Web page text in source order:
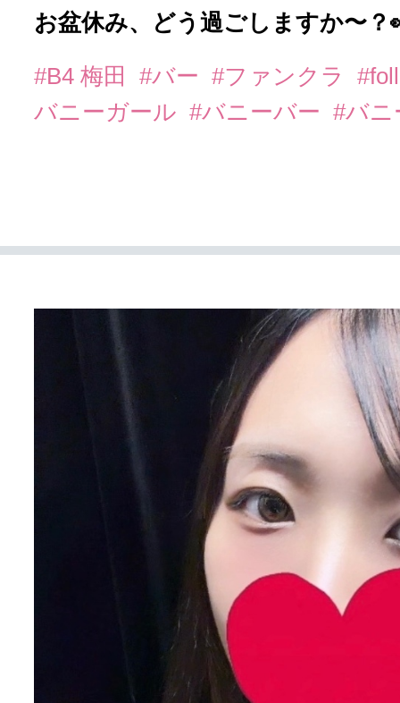
お盆休み、どう過ごしますか〜？
#B4 梅田 #バー #ファンクラ
バニーガール #バニーバー #バ